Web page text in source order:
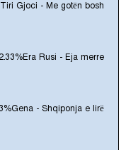
Tiri Gjoci - Me gotën bosh
Era Rusi - Eja merre
2.33%
Gena - Shqiponja e lirë